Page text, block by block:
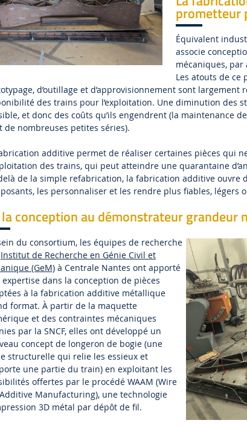
prometteur
Équivalent
associe
mécaniques, par
Les atouts de ce
d’outillage et d’approvisionnement sont
des trains pour l’exploitation. Une diminution des
et donc des coûts qu’ils engendrent (la maintenance
de nombreuses petites séries).
additive permet de réaliser certaines pièces qui
des trains, qui peut atteindre une quarantaine
de la simple refabrication, la fabrication additive ouvre
les personnaliser et les rendre plus fiables, légers
la conception au démonstrateur grandeur
du consortium, les équipes de recherche
Institut de Recherche en Génie Civil et
(GeM)à Centrale Nantes ont apporté
dans la conception de pièces
à la fabrication additive métallique
format. À partir de la maquette
et des contraintes mécaniques
par la SNCF, elles ont développé un
concept de longeron de bogie (une
structurelle qui relie les essieux et
une partie du train) en exploitant les
offertes par le procédé WAAM (Wire
Manufacturing), une technologie
3D métal par dépôt de fil.